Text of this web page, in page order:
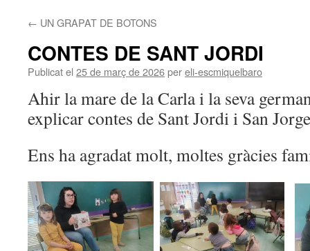
← UN GRAPAT DE BOTONS
CONTES DE SANT JORDI
Publicat el 25 de març de 2026pereli-escmiquelbaro
Ahir la mare de la Carla i la seva
explicar contes de Sant Jordi i San
Ens ha agradat molt, moltes gràcies